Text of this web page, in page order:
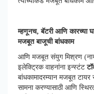
म्हणूनच, बॅटरी आणि कारच्या
मजबूत बाजूची बांधकाम
आणि मजबूत संयुग मिश्रण
इलेक्ट्रिक वाहनांना इन्स्टंट
बांधकामादरम्यान मजबूत
सामना करण्यासाठी आणि